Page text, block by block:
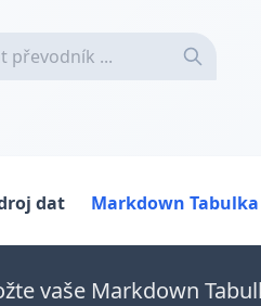
dat Markdown Tabulka
vaše Markdown